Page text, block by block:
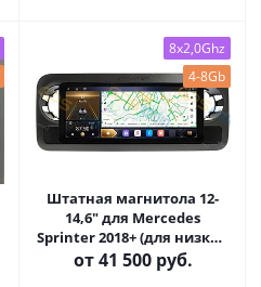
8x2,0Ghz
4-8Gb
Штатная магнитола 12-
14,6" для Mercedes
Sprinter 2018+ (для низких
комплектаций) (стиль LUX
ONE) - Carmedia SF-1021
от41 500 руб.